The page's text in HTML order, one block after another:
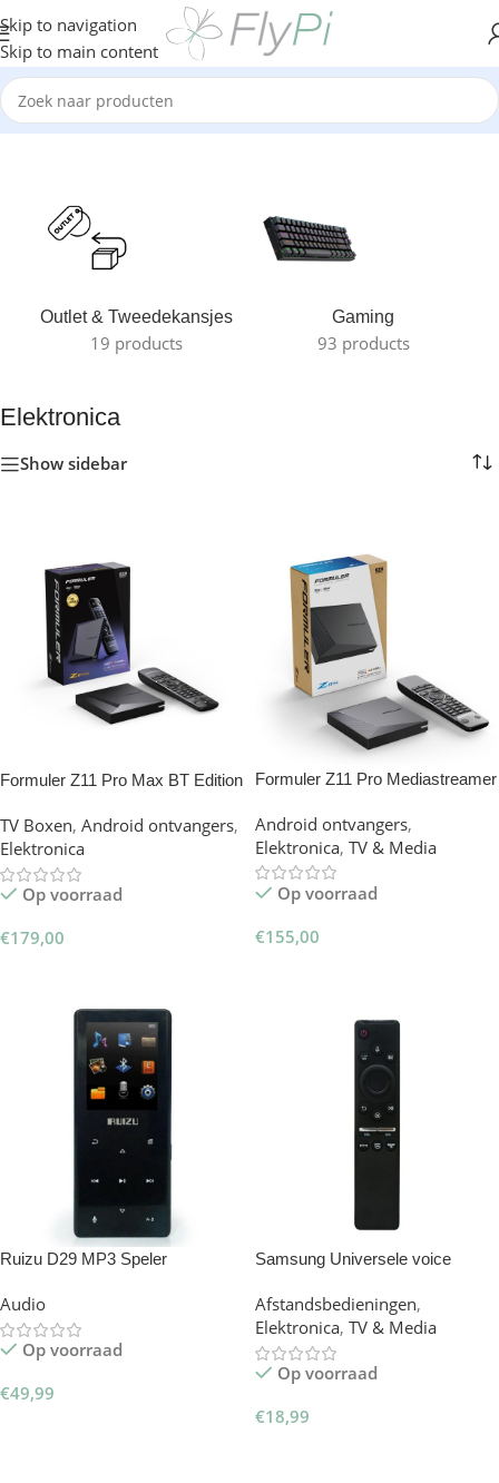
Skip to navigation
Skip to main content
Home/Elektronica
Outlet & Tweedekansjes
19 products
Gaming
93 products
Elektronica
Show sidebar
Formuler Z11 Pro Max BT Edition
TV Boxen, Android ontvangers,
Elektronica
Op voorraad
€179,00
Formuler Z11 Pro Mediastreamer
Android ontvangers,
Elektronica, TV & Media
Op voorraad
€155,00
Ruizu D29 MP3 Speler
Audio
Op voorraad
€49,99
Samsung Universele voice
– BN59-01312B
Afstandsbedieningen,
Elektronica, TV & Media
Op voorraad
€18,99